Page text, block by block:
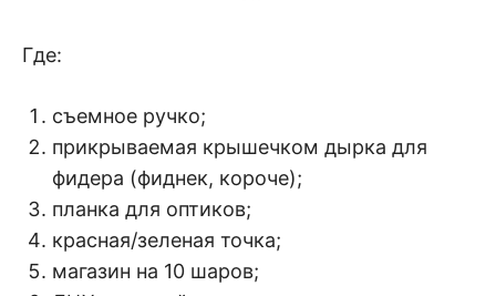
Где:
съемное ручко;
прикрываемая крышечком дырка для
фидера (фиднек, короче);
планка для оптиков;
красная/зеленая точка;
магазин на 10 шаров;